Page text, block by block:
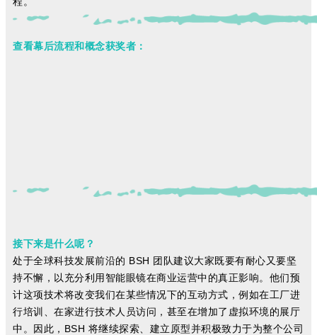
查看幕后流程和概念获奖者：
接下来是什么呢？
处于全球科技发展前沿的 BSH 团队建议大家既要有耐心又要坚
持不懈，以充分利用智能眼镜在商业运营中的真正影响。他们预
计这项技术将改变我们在某些情况下的互动方式，例如在工厂进
行培训、在家进行技术人员访问，甚至在增加了虚拟环境的展厅
中。因此，BSH 将继续探索、建立原型并积极致力于为整个公司